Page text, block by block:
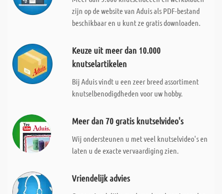
zijn op de website van Aduis als PDF-bestand
beschikbaar en u kunt ze gratis downloaden.
Keuze uit meer dan 10.000
knutselartikelen
Bij Aduis vindt u een zeer breed assortiment
knutselbenodigdheden voor uw hobby.
Meer dan 70 gratis knutselvideo's
Wij ondersteunen u met veel knutselvideo's en
laten u de exacte vervaardiging zien.
Vriendelijk advies